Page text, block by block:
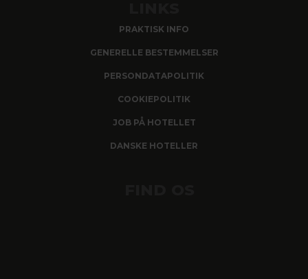
PRAKTISK INFO
GENERELLE BESTEMMELSER
PERSONDATAPOLITIK
COOKIEPOLITIK
JOB PÅ HOTELLET
DANSKE HOTELLER